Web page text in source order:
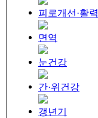
피로개선·활력
면역
눈건강
간·위건강
갱년기